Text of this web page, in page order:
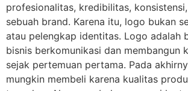
profesionalitas, kredibilitas,
sebuah brand. Karena itu, logo bukan
atau pelengkap identitas. Logo adalah
bisnis berkomunikasi dan membangun
sejak pertemuan pertama. Pada
mungkin membeli karena kualitas